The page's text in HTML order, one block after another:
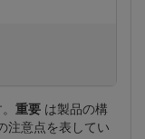
重要 は製品の構
注意点を表してい